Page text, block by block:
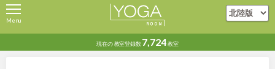
現在の教室登録数 7,724教室
Menu